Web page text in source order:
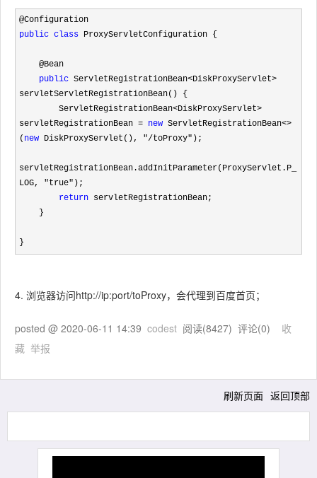
public class ProxyServletConfiguration {
public ServletRegistrationBean<DiskProxyServlet>
servletServletRegistrationBean() {
        ServletRegistrationBean
<DiskProxyServlet>
servletRegistrationBean = new ServletRegistrationBean<>
( new DiskProxyServlet(), "/toProxy" );
servletRegistrationBean.addInitParameter(ProxyServlet.P_
LOG, "true" );
return servletRegistrationBean;
}
4. 浏览器访问http://ip:port/toProxy，会代理到百度首页；
posted @ 2020-06-11 14:39 codest 阅读(8427) 评论(0) 收
藏 举报
刷新页面 返回顶部